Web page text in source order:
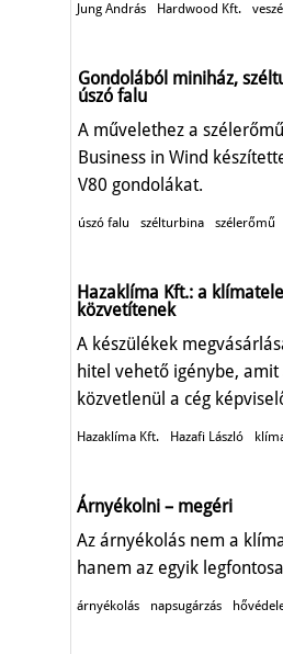
Jung András Hardwood Kft.
Gondolából miniház,
úszó falu
A művelethez a
Business in Wind
V80 gondolákat.
úszó falu szélturbina szélerőmű
Hazaklíma Kft.: a
közvetítenek
A készülékek
hitel vehető igénybe,
közvetlenül a cég
Hazaklíma Kft. Hazafi László
Árnyékolni – megéri
Az árnyékolás nem a
hanem az egyik
árnyékolás napsugárzás